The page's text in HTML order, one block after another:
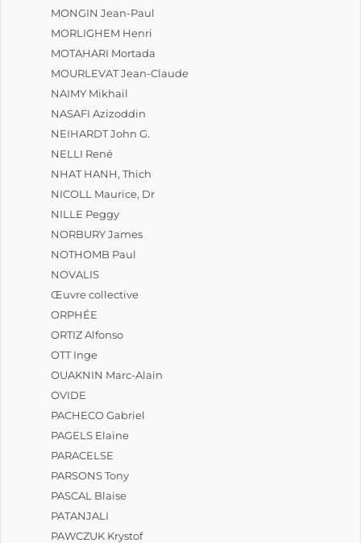
MONGIN Jean-Paul
MORLIGHEM Henri
MOTAHARI Mortada
MOURLEVAT Jean-Claude
NAIMY Mikhail
NASAFI Azizoddin
NEIHARDT John G.
NELLI René
NHAT HANH, Thich
NICOLL Maurice, Dr
NILLE Peggy
NORBURY James
NOTHOMB Paul
NOVALIS
Œuvre collective
ORPHÉE
ORTIZ Alfonso
OTT Inge
OUAKNIN Marc-Alain
OVIDE
PACHECO Gabriel
PAGELS Elaine
PARACELSE
PARSONS Tony
PASCAL Blaise
PATANJALI
PAWCZUK Krystof